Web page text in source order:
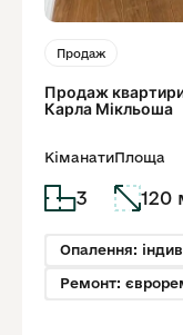
Продаж
Продаж
Карла Мікльоша
Кіманати
3
Площа
120
Опалення:
Ремонт: